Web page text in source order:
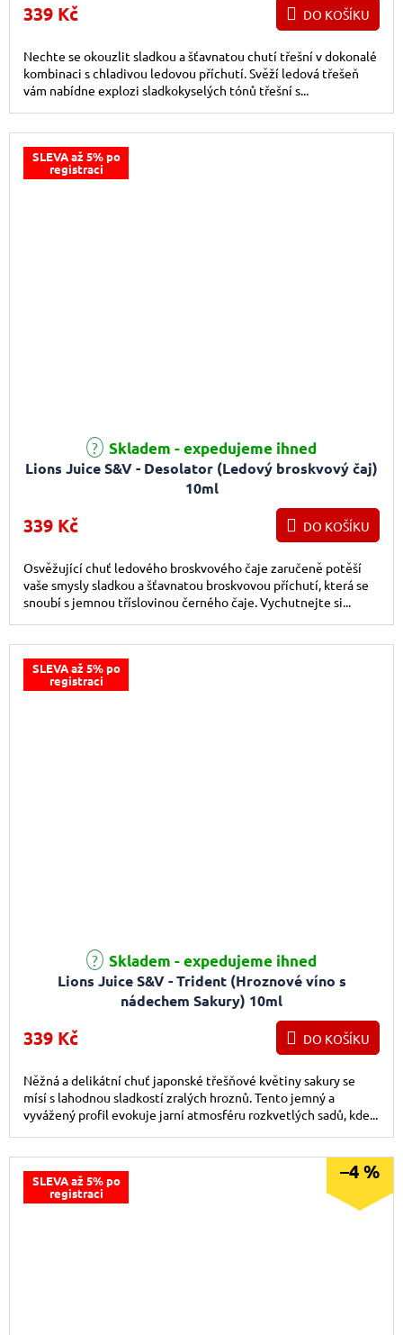
339 Kč DO KOŠÍKU
Nechte se okouzlit sladkou a šťavnatou chutí třešní v dokonalé
kombinaci s chladivou ledovou příchutí. Svěží ledová třešeň
vám nabídne explozi sladkokyselých tónů třešní s...
SLEVA až 5% po
registraci
Lions Juice S&V - Desolator (Ledový broskvový čaj)
10ml
Skladem - expedujeme ihned
339 Kč DO KOŠÍKU
Osvěžující chuť ledového broskvového čaje zaručeně potěší
vaše smysly sladkou a šťavnatou broskvovou příchutí, která se
snoubí s jemnou tříslovinou černého čaje. Vychutnejte si...
SLEVA až 5% po
registraci
Lions Juice S&V - Trident (Hroznové víno s
nádechem Sakury) 10ml
Průměrné hodnocení produktu je 5,0 z 5 hvězdiček.
Skladem - expedujeme ihned
339 Kč DO KOŠÍKU
Něžná a delikátní chuť japonské třešňové květiny sakury se
mísí s lahodnou sladkostí zralých hroznů. Tento jemný a
vyvážený profil evokuje jarní atmosféru rozkvetlých sadů, kde...
SLEVA až 5% po
registraci
–4 %